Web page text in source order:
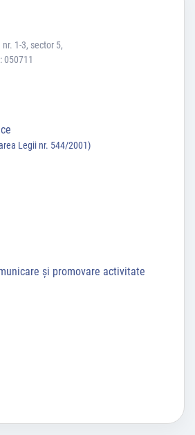
1-3, sector 5,
050711
Legii nr. 544/2001)
și promovare activitate